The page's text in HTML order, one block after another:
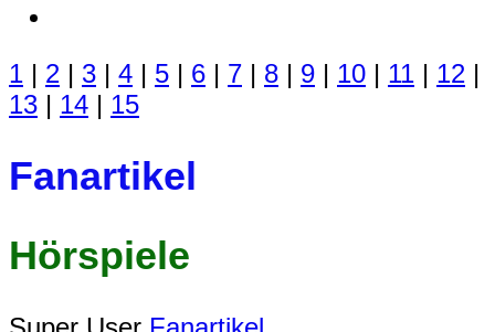
1 | 2 | 3 | 4 | 5 | 6 | 7 | 8 | 9 | 10 | 11 | 12 |
13 | 14 | 15
Fanartikel
Hörspiele